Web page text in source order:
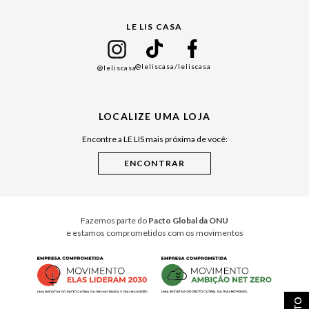
Cuidados Casa
LE LIS CASA
@leliscasa@leliscasa/leliscasa
LOCALIZE UMA LOJA
Encontre a LE LIS mais próxima de você:
Fazemos parte do Pacto Global da ONU
e estamos comprometidos com os movimentos